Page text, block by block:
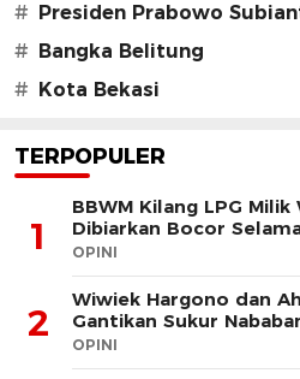
# Presiden Prabowo
# Bangka Belitung
# Kota Bekasi
TERPOPULER
1
BBWM Kilang LPG Milik
Dibiarkan Bocor
OPINI
2
Wiwiek Hargono dan
Gantikan Sukur
OPINI